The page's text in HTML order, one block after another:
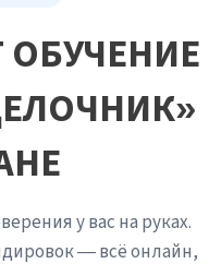
у вас на руках.
— всё онлайн,